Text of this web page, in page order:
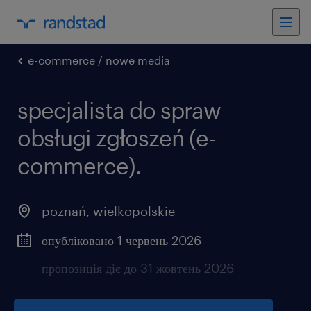
e-commerce / nowe media
specjalista do spraw
obsługi zgłoszeń (e-
commerce).
poznań, wielkopolskie
опубліковано 1 червень 2026
пропозиція діє до 31 жовтень 2026